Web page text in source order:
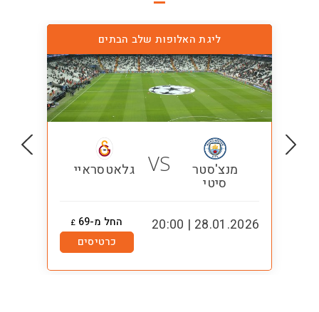
ליגת האלופות שלב הבתים
מנצ'סטר
סיטי
VS גלאטסראיי
28.01.2026 | 20:00 החל מ-69 £
כרטיסים